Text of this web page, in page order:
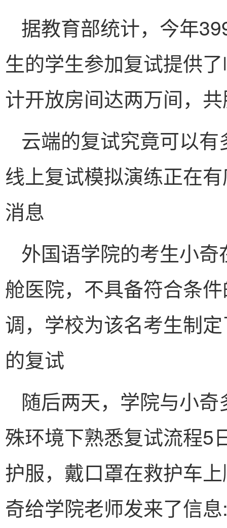
据教育部统计，今年
生的学生参加复试提供
计开放房间达两万间，
云端的复试究竟可以
线上复试模拟演练正在
消息
外国语学院的考生小
舱医院，不具备符合条
调，学校为该名考生制
的复试
随后两天，学院与小
殊环境下熟悉复试流程5
护服，戴口罩在救护车
奇给学院老师发来了信